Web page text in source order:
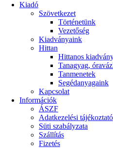
Kiadó
Szövetkezet
Történetünk
Vezetőség
Kiadványaink
Hittan
Hittanos
Tanagyag,
Tanmenetek
Segédanyagaink
Kapcsolat
Információk
ÁSZF
Adatkezelési tájékoztató
Süti szabályzata
Szállítás
Fizetés